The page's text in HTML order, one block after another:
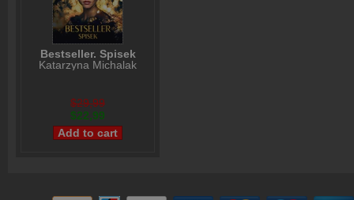
Bestseller. Spisek
Katarzyna Michalak
$29,99
$22,99